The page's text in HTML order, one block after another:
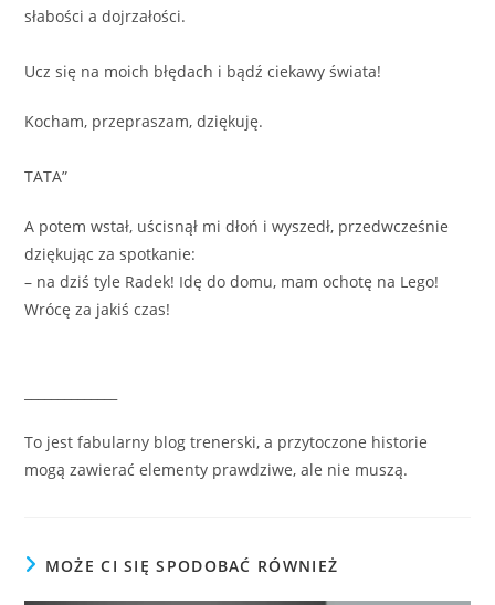
słabości a dojrzałości.
Ucz się na moich błędach i bądź ciekawy świata!
Kocham, przepraszam, dziękuję.
TATA”
A potem wstał, uścisnął mi dłoń i wyszedł, przedwcześnie
dziękując za spotkanie:
– na dziś tyle Radek! Idę do domu, mam ochotę na Lego!
Wrócę za jakiś czas!
To jest fabularny blog trenerski, a przytoczone historie
mogą zawierać elementy prawdziwe, ale nie muszą.
MOŻE CI SIĘ SPODOBAĆ RÓWNIEŻ